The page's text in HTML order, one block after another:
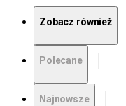
Zobacz również
Polecane
Najnowsze